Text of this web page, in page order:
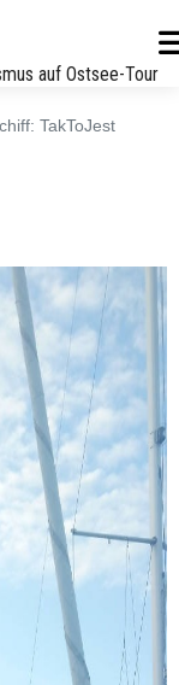
auf Ostsee-Tour
TakToJest